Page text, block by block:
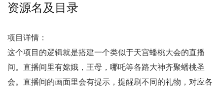
资源名及目录
项目详情：
这个项目的逻辑就是搭建一个类似于天宫蟠桃大会的直播
间。直播间里有嫦娥，王母，哪吒等各路大神齐聚蟠桃圣
会。直播间的画面里会有提示，提醒刷不同的礼物，对应各